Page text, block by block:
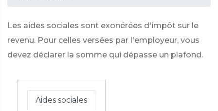
Les aides sociales sont exonérées d'impôt sur le
revenu. Pour celles versées par l'employeur, vous
devez déclarer la somme qui dépasse un plafond.
Aides sociales